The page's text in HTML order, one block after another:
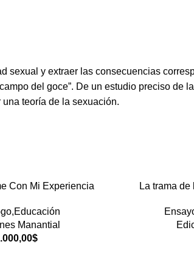
sexual y extraer las consecuencias
del goce”. De un estudio preciso de
teoría de la sexuación.
Con Mi Experiencia
Manantial
$
La trama